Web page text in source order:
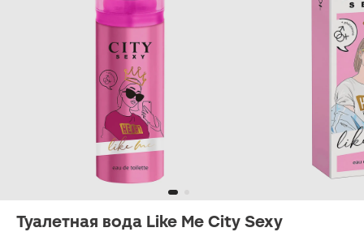
Туалетная вода Like Me City Sexy